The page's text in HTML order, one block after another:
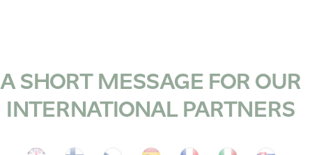
A SHORT MESSAGE FOR OUR
INTERNATIONAL PARTNERS